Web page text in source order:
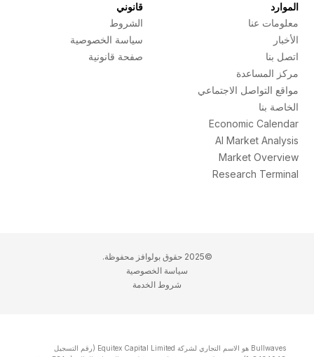
الموارد
معلومات عنا
الأخبار
اتصل بنا
مركز المساعدة
مواقع التواصل الاجتماعي
الخاصة بنا
Economic Calendar
AI Market Analysis
Market Overview
Research Terminal
قانوني
الشروط
سياسة الخصوصية
صفحة قانونية
©2025 حقوق بولوافز محفوظة.
سياسة الخصوصية
شروط الخدمة
Bullwaves هو الاسم التجاري لشركة Equitex Capital Limited (رقم التسجيل